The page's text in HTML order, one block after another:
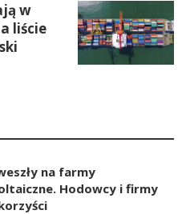
w
liście
na farmy
Hodowcy i firmy